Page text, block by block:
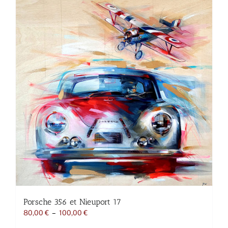
variations.
Les
options
peuvent
être
choisies
sur
la
page
du
produit
Porsche 356 et Nieuport 17
80,00 € – 100,00 €Plage